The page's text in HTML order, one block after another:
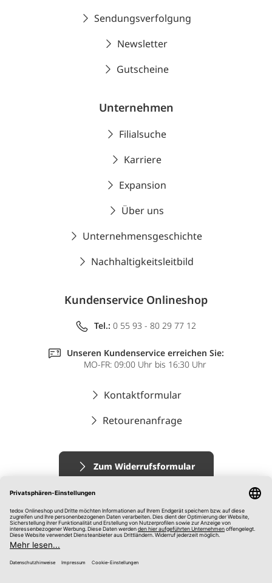
Sendungsverfolgung
Newsletter
Gutscheine
Unternehmen
Filialsuche
Karriere
Expansion
Über uns
Unternehmensgeschichte
Nachhaltigkeitsleitbild
Kundenservice Onlineshop
Tel.: 0 55 93 - 80 29 77 12
Unseren Kundenservice erreichen Sie:
MO-FR: 09:00 Uhr bis 16:30 Uhr
Kontaktformular
Retourenanfrage
Zum Widerrufsformular
Impressum
AGB
Datenschutz